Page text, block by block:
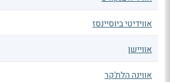
אווידיטי ביוסיינסז
אוויישן
אווינה הלת'קר